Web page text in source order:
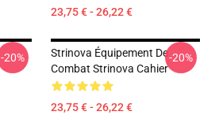
23,75 € - 26,22 €
-20%
Strinova Équipement De
Combat Strinova Cahier
23,75 € - 26,22 €
-20%